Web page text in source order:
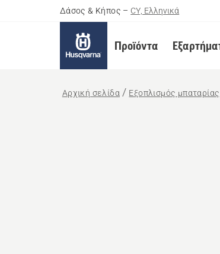
Δάσος & Κήπος – CY, Ελληνικά
Προϊόντα
Αρχική σελίδα Εξοπλισμός μπαταρίας